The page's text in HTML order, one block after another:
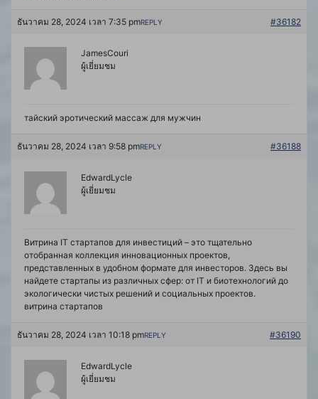
ธันวาคม 28, 2024 เวลา 7:35 pm #36182
REPLY
JamesCouri
ผู้เยี่ยมชม
тайский эротический массаж для мужчин
ธันวาคม 28, 2024 เวลา 9:58 pm #36188
REPLY
EdwardLycle
ผู้เยี่ยมชม
Витрина IT стартапов для инвестиций – это тщательно
отобранная коллекция инновационных проектов,
представленных в удобном формате для инвесторов. Здесь вы
найдете стартапы из различных сфер: от IT и биотехнологий до
экологически чистых решений и социальных проектов.
витрина стартапов
ธันวาคม 28, 2024 เวลา 10:18 pm #36190
REPLY
EdwardLycle
ผู้เยี่ยมชม